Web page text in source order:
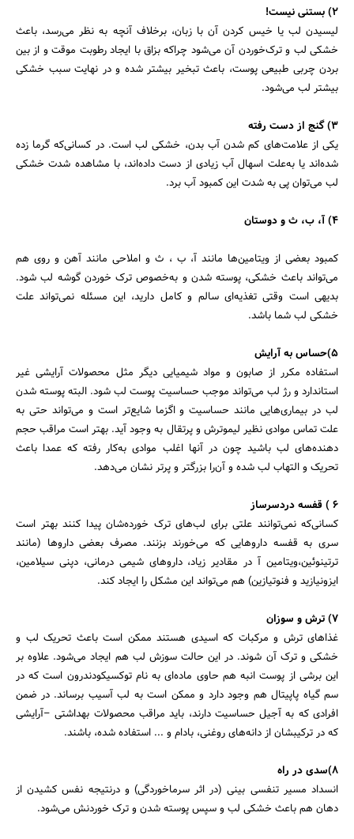
2) بستنی نیست!
لیسیدن لب یا خیس کردن آن با زبان، برخلاف آنچه به نظر می‌رسد، باعث
خشکی لب و ترک‌خوردن آن می‌شود چرا‌که بزاق با ایجاد رطوبت موقت و از بین
بردن چربی طبیعی پوست، باعث تبخیر بیشتر شده و در نهایت سبب خشکی
بیشتر لب می‌شود.
3) گنج از دست رفته
یکی از علامت‌های کم شدن آب بدن، خشکی لب است. در کسانی‌که گرما زده
شده‌اند یا به‌علت اسهال آب زیادی از دست داده‌اند، با مشاهده شدت خشکی
لب می‌توان پی به شدت این کمبود آب برد.
4) آ، ب، ث و دوستان
کمبود بعضی از ویتامین‌ها مانند آ، ب ، ث و املاحی مانند آهن و روی هم
می‌تواند باعث خشکی، پوسته شدن و به‌خصوص ترک خوردن گوشه لب شود.
بدیهی است وقتی تغذیه‌ای سالم و کامل دارید، این مسئله نمی‌تواند علت
خشکی لب شما باشد.
5)حساس به آرایش
استفاده مکرر از صابون و مواد شیمیایی دیگر مثل محصولات آرایشی غیر
استاندارد و رژ لب‌ می‌تواند موجب حساسیت پوست لب ‌شود. البته پوسته شدن
لب در بیماری‌هایی مانند حساسیت و اگزما شایع‌تر است و می‌تواند حتی به
علت تماس موادی نظیر لیموترش و پرتقال به وجود آید. بهتر است مراقب حجم
دهنده‌های لب باشید چون در آنها اغلب موادی به‌کار رفته که عمدا باعث
تحریک و التهاب لب شده و آن‌را بزرگتر و پرتر نشان می‌دهد.
6 ) قفسه دردسرساز
کسانی‌که نمی‌توانند علتی برای لب‌های ترک خورده‌شان پیدا کنند بهتر است
سری به قفسه داروهایی که می‌خورند بزنند. مصرف بعضی داروها (مانند
ترتینوئین،ویتامین آ در مقادیر زیاد، داروهای شیمی درمانی، دپنی سیلامین،
ایزونیازید و فنوتیازین) هم می‌تواند این مشکل را ایجاد کند.
7) ترش و سوزان
غذاهای ترش و مرکبات که اسیدی هستند ممکن است باعث تحریک لب و
خشکی و ترک آن شوند. در این حالت سوزش لب هم ایجاد می‌شود. علاوه بر
این برشی از پوست انبه هم حاوی ماده‌ای به نام توکسیکودندرون است که در
سم گیاه پاپیتال هم وجود دارد و ممکن است به لب آسیب برساند. در ضمن
افرادی که به آجیل حساسیت دارند، باید مراقب محصولات بهداشتی –آرایشی
که در ترکیبشان از دانه‌های روغنی، بادام و ... استفاده شده، باشند.
8)سدی در راه
انسداد مسیر تنفسی بینی (در اثر سرماخوردگی) و درنتیجه نفس کشیدن از
دهان هم باعث خشکی لب و سپس پوسته شدن و ترک خوردنش می‌شود.